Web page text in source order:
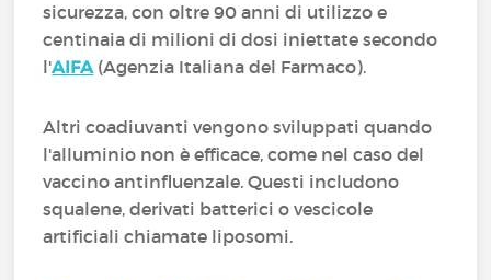
sicurezza, con oltre 90 anni di utilizzo e
centinaia di milioni di dosi iniettate secondo
l'AIFA(Agenzia Italiana del Farmaco).
Altri coadiuvanti vengono sviluppati quando
l'alluminio non è efficace, come nel caso del
vaccino antinfluenzale. Questi includono
squalene, derivati batterici o vescicole
artificiali chiamate liposomi.